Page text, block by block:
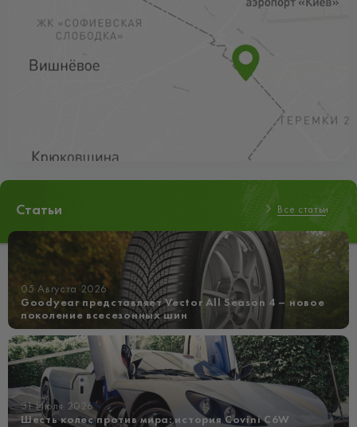
Статьи Все статьи
05 Августа 2026
Goodyear представляет Vector All Season 4 – новое
поколение всесезонных шин
31 Июля 2026
Шесть колес против мира: история Covini C6W